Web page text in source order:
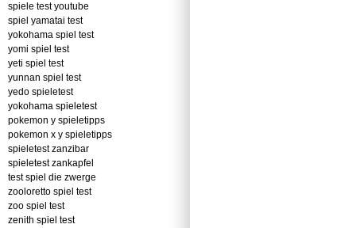
spiele test youtube
spiel yamatai test
yokohama spiel test
yomi spiel test
yeti spiel test
yunnan spiel test
yedo spieletest
yokohama spieletest
pokemon y spieletipps
pokemon x y spieletipps
spieletest zanzibar
spieletest zankapfel
test spiel die zwerge
zooloretto spiel test
zoo spiel test
zenith spiel test